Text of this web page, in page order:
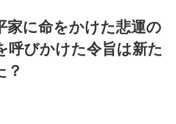
家に命をかけた悲運の
呼びかけた令旨は新た
？